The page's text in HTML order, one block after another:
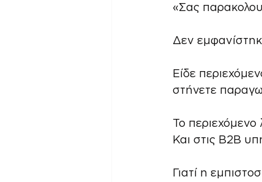
«Σας
Δεν
Είδε
στήνετε
Το περιεχόμενο
Και στις B2B
Γιατί η